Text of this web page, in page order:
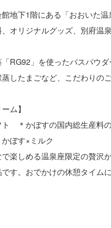
地下1階にある「おおいた
オリジナルグッズ、別府温
RG92」を使ったバスパウ
したまごなど、こだわりの
ム】
ト ＊かぼすの国内総生産料
ぼす×ミルク
で楽しめる温泉座限定の贅
す。おでかけの休憩タイム